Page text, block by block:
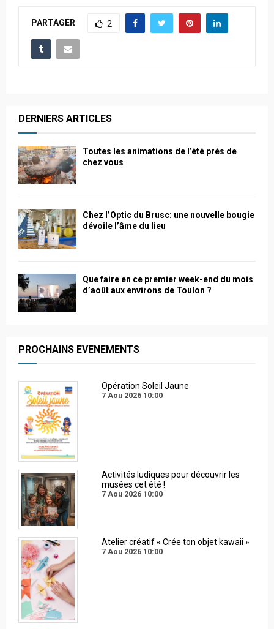
PARTAGER 2
DERNIERS ARTICLES
Toutes les animations de l’été près de
chez vous
Chez l’Optic du Brusc: une nouvelle bougie
dévoile l’âme du lieu
Que faire en ce premier week-end du mois
d’août aux environs de Toulon ?
PROCHAINS EVENEMENTS
Opération Soleil Jaune
7 Aou 2026 10:00
Activités ludiques pour découvrir les
musées cet été !
7 Aou 2026 10:00
Atelier créatif « Crée ton objet kawaii »
7 Aou 2026 10:00